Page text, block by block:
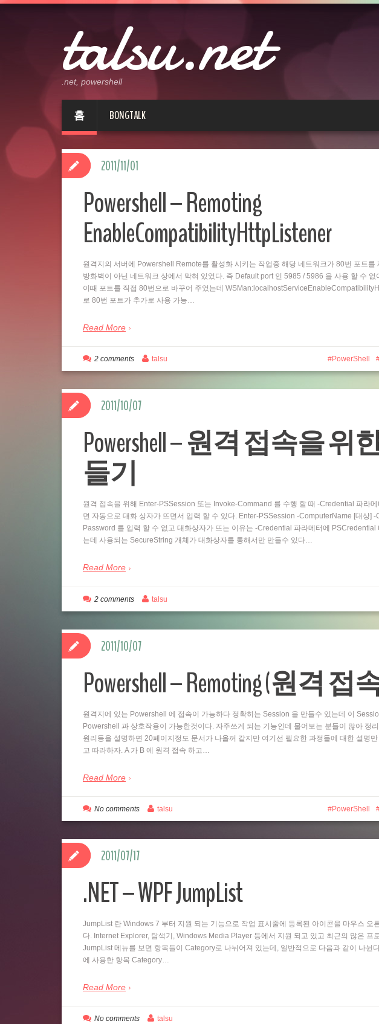
talsu.net
.net, powershell
홈 BONGTALK
Powershell – Remoting
EnableCompatibilityHttpListener
원격지의 서버에 Powershell Remote를 활성화 시키는 작업중 해당 네트워크가 80번 포트를
방화벽이 아닌 네트워크 상에서 막혀 있었다. 즉 Default port 인 5985 / 5986 을 사용 할 수
이때 포트를 직접 80번으로 바꾸어 주었는데
로 80번 포트가 추가로 사용 가능…
Read More
2011/11/01
PowerShell
2 comments talsu
Powershell – 원격 접속을 위한
들기
원격 접속을 위해 Enter-PSSession 또는 Invoke-Command 를 수행 할 때 -Credential 파라
면 자동으로 대화 상자가 뜨면서 입력 할 수 있다. Enter-PSSession -ComputerName [대상]
Password 를 입력 할 수 없고 대화상자가 뜨는 이유는 -Credential 파라메터에 PSCredential
는데 사용되는 SecureString 개체가 대화상자를 통해서만 만들수 있다…
Read More
2011/10/07
2 comments talsu
Powershell – Remoting (원격 접
원격지에 있는 Powershell 에 접속이 가능하다 정확히는 Session 을 만들수 있는데 이
Powershell 과 상호작용이 가능한것이다. 자주쓰게 되는 기능인데 물어보는 분들이 많아 정
원리등을 설명하면 20페이지정도 문서가 나올꺼 같지만 여기선 필요한 과정들에 대한 설명
고 따라하자. A 가 B 에 원격 접속 하고…
Read More
2011/10/07
PowerShell
No comments talsu
.NET – WPF JumpList
JumpList 란 Windows 7 부터 지원 되는 기능으로 작업 표시줄에 등록된 아이콘을 마우스 오
다. Internet Explorer, 탐색기, Windows Media Player 등에서 지원 되고 있고 최근의 많은 프
JumpList 메뉴를 보면 항목들이 Category로 나뉘어져 있는데, 일반적으로 다음과 같이 나뉜
에 사용한 항목 Category…
Read More
2011/07/17
No comments talsu